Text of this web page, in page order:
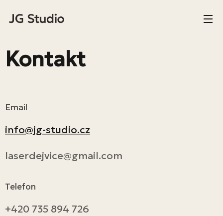
Kontakt
Email
info@jg-studio.cz
laserdejvice@gmail.com
Telefon
+420 735 894 726